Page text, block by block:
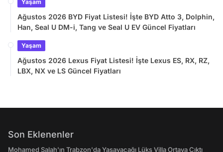
Yaşam
Ağustos 2026 BYD Fiyat Listesi! İşte BYD Atto 3, Dolphin,
Han, Seal U DM-i, Tang ve Seal U EV Güncel Fiyatları
Yaşam
Ağustos 2026 Lexus Fiyat Listesi! İşte Lexus ES, RX, RZ,
LBX, NX ve LS Güncel Fiyatları
Son Eklenenler
Mohamed Salah'ın Trabzon'da Yaşayacağı Lüks Villa Ortaya Çıktı